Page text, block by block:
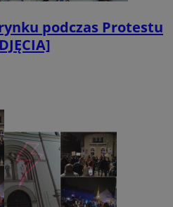
podczas Protestu